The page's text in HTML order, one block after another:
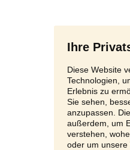
Ihre
Diese Website
Technologien,
Erlebnis zu
Sie sehen,
anzupassen.
außerdem, um
verstehen,
oder um unsere